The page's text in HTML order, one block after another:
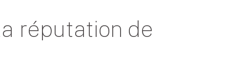
réputation de